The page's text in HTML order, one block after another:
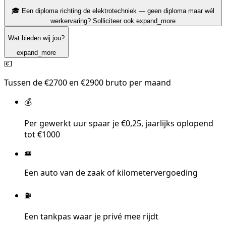
🎓 Een diploma richting de elektrotechniek — geen diploma maar wél
werkervaring? Solliciteer ook expand_more
Wat bieden wij jou?
expand_more
💶
Tussen de €2700 en €2900 bruto per maand
💰
Per gewerkt uur spaar je €0,25, jaarlijks oplopend
tot €1000
🚐
Een auto van de zaak of kilometervergoeding
⛽
Een tankpas waar je privé mee rijdt